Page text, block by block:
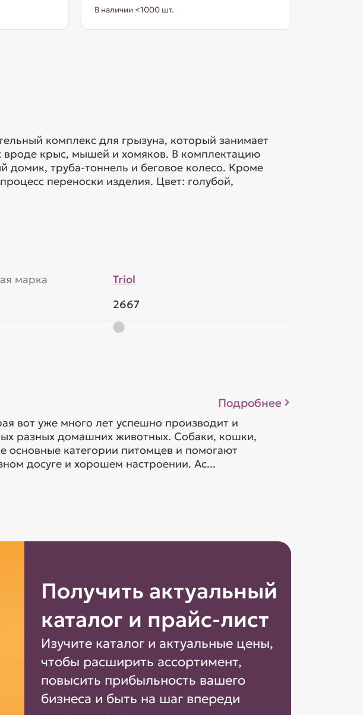
В наличии <1000 шт.
комплекс для грызуна, который занимает
крыс, мышей и хомяков. В комплектацию
домик, труба-тоннель и беговое колесо. Кроме
переноски изделия. Цвет: голубой,
марка
Triol
2667
Подробнее
вот уже много лет успешно производит и
разных домашних животных. Собаки, кошки,
основные категории питомцев и помогают
досуге и хорошем настроении. Ас...
Получить актуальный
каталог и прайс-лист
Изучите каталог и актуальные цены,
чтобы расширить ассортимент,
повысить прибыльность вашего
бизнеса и быть на шаг впереди